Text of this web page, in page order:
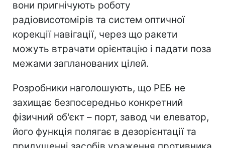
вони пригнічують роботу
радіовисотомірів та систем оптичної
корекції навігації, через що ракети
можуть втрачати орієнтацію і падати поза
межами запланованих цілей.
Розробники наголошують, що РЕБ не
захищає безпосередньо конкретний
фізичний об'єкт – порт, завод чи елеватор,
його функція полягає в дезорієнтації та